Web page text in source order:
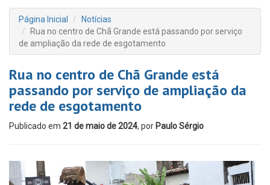
Página Inicial
Notícias
Rua no centro de Chã Grande está passando por serviço
de ampliação da rede de esgotamento
Rua no centro de Chã Grande está
passando por serviço de ampliação da
rede de esgotamento
Publicado em 21 de maio de 2024, por Paulo Sérgio